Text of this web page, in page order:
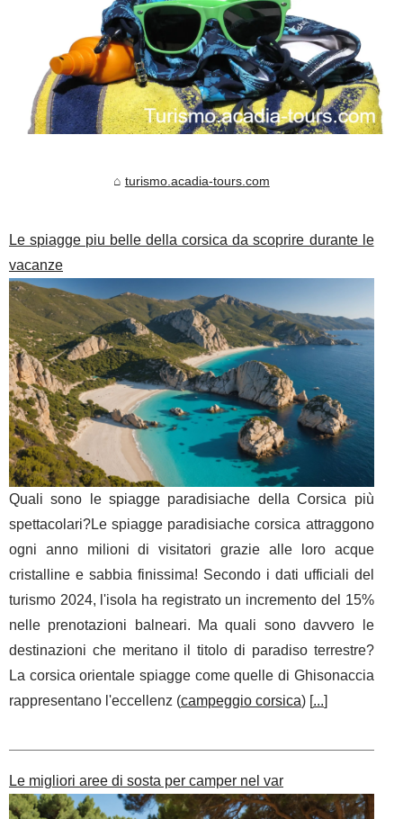
turismo.acadia-tours.com
Le spiagge piu belle della corsica da scoprire durante le
vacanze
Quali sono le spiagge paradisiache della Corsica più
spettacolari?Le spiagge paradisiache corsica attraggono
ogni anno milioni di visitatori grazie alle loro acque
cristalline e sabbia finissima! Secondo i dati ufficiali del
turismo 2024, l'isola ha registrato un incremento del 15%
nelle prenotazioni balneari. Ma quali sono davvero le
destinazioni che meritano il titolo di paradiso terrestre?
La corsica orientale spiagge come quelle di Ghisonaccia
rappresentano l'eccellenz (campeggio corsica) [...]
Le migliori aree di sosta per camper nel var